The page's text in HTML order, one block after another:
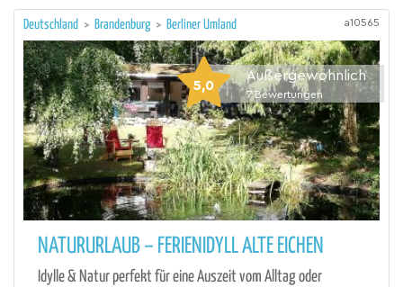
Deutschland > Brandenburg > Berliner Umland a10565
5,0
Außergewöhnlich
7 Bewertungen
NATURURLAUB – FERIENIDYLL ALTE EICHEN
Idylle & Natur perfekt für eine Auszeit vom Alltag oder